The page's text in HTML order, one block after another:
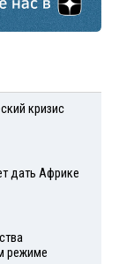
кризис
дать Африке
режиме